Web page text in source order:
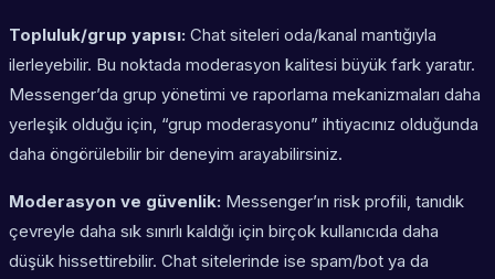
Topluluk/grup yapısı: Chat siteleri oda/kanal mantığıyla
ilerleyebilir. Bu noktada moderasyon kalitesi büyük fark yaratır.
Messenger’da grup yönetimi ve raporlama mekanizmaları daha
yerleşik olduğu için, “grup moderasyonu” ihtiyacınız olduğunda
daha öngörülebilir bir deneyim arayabilirsiniz.
Moderasyon ve güvenlik: Messenger’ın risk profili, tanıdık
çevreyle daha sık sınırlı kaldığı için birçok kullanıcıda daha
düşük hissettirebilir. Chat sitelerinde ise spam/bot ya da